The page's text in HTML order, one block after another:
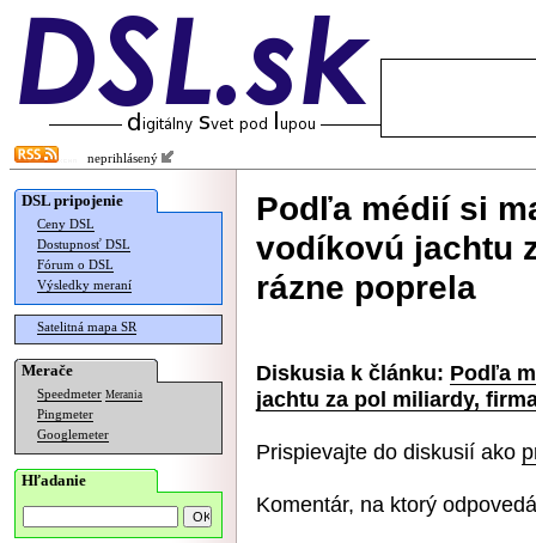
neprihlásený
DSL pripojenie
Ceny DSL
Dostupnosť DSL
Fórum o DSL
Výsledky meraní
Satelitná mapa SR
Merače
Speedmeter Merania
Pingmeter
Googlemeter
Hľadanie
Podľa médií si
vodíkovú jachtu
rázne poprela
Diskusia k článku: Podľa
jachtu za pol miliardy,
Prispievajte do diskusií ako
Komentár, na ktorý